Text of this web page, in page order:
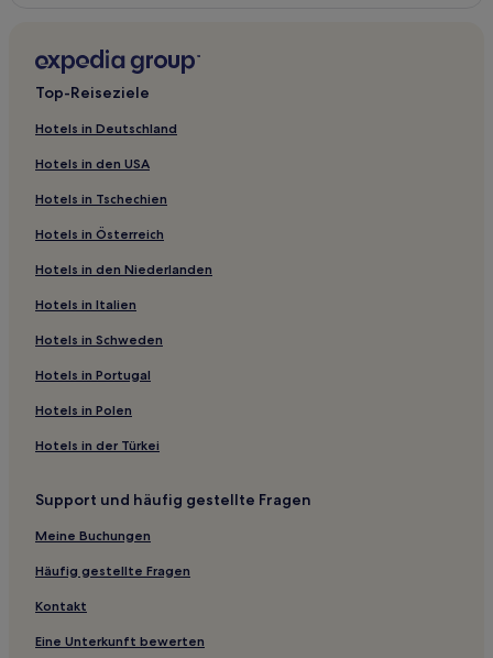
Top-Reiseziele
Hotels in Deutschland
Hotels in den USA
Hotels in Tschechien
Hotels in Österreich
Hotels in den Niederlanden
Hotels in Italien
Hotels in Schweden
Hotels in Portugal
Hotels in Polen
Hotels in der Türkei
Support und häufig gestellte Fragen
Meine Buchungen
Häufig gestellte Fragen
Kontakt
Eine Unterkunft bewerten